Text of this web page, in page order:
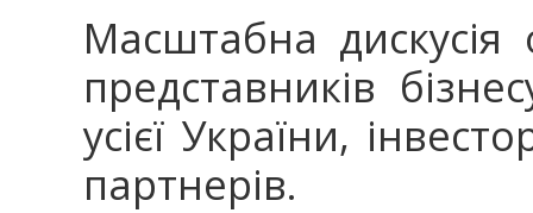
Масштабна дискусія
представників
усієї України,
партнерів.